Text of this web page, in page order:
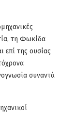
τη Φωκίδα
επί της ουσίας
συναντά